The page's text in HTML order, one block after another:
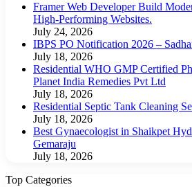
Framer Web Developer Build
High-Performing Websites.
July 24, 2026
IBPS PO Notification 2026 –
July 18, 2026
Residential WHO GMP Certified
Planet India Remedies Pvt Ltd
July 18, 2026
Residential Septic Tank Cleaning
July 18, 2026
Best Gynaecologist in Shaikpet
Gemaraju
July 18, 2026
Top Categories